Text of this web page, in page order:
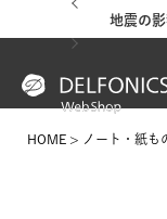
地震の
HOME ノート・紙も